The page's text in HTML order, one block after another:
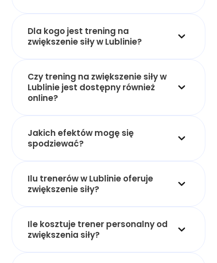
Dla kogo jest trening na
zwiększenie siły w Lublinie?
Czy trening na zwiększenie siły w
Lublinie jest dostępny również
online?
Jakich efektów mogę się
spodziewać?
Ilu trenerów w Lublinie oferuje
zwiększenie siły?
Ile kosztuje trener personalny od
zwiększenia siły?